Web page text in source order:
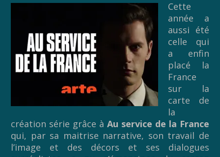
Cette
année a
aussi été
celle qui
a enfin
placé la
France
sur la
carte de
la
création série grâce à Au service de la France
qui, par sa maitrise narrative, son travail de
l’image et des décors et ses dialogues